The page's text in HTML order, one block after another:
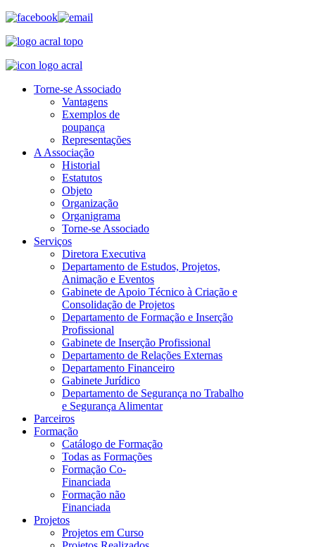
Torne-se Associado
Vantagens
Exemplos de
poupança
Representações
A Associação
Historial
Estatutos
Objeto
Organização
Organigrama
Torne-se Associado
Serviços
Diretora Executiva
Departamento de Estudos, Projetos,
Animação e Eventos
Gabinete de Apoio Técnico à Criação e
Consolidação de Projetos
Departamento de Formação e Inserção
Profissional
Gabinete de Inserção Profissional
Departamento de Relações Externas
Departamento Financeiro
Gabinete Jurídico
Departamento de Segurança no Trabalho
e Segurança Alimentar
Parceiros
Formação
Catálogo de Formação
Todas as Formações
Formação Co-
Financiada
Formação não
Financiada
Projetos
Projetos em Curso